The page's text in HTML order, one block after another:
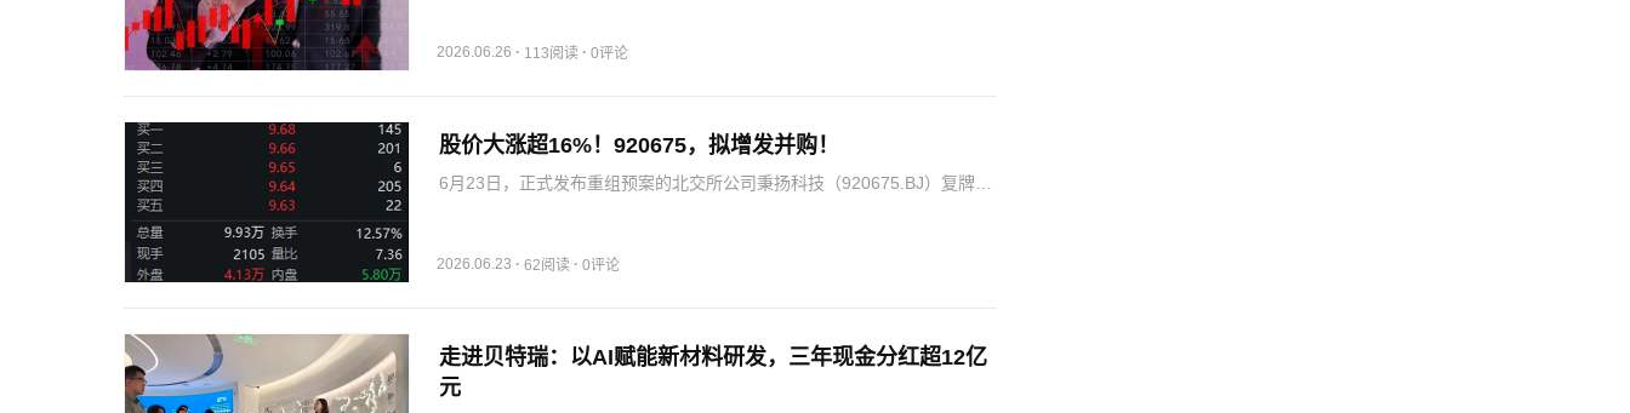
品的品牌运营、…
2026.06.26 · 113阅读 · 0评论
股价大涨超16%！920675，拟增发并购！
6月23日，正式发布重组预案的北交所公司秉扬科技（920675.BJ）复牌交
显…
2026.06.23 · 62阅读 · 0评论
走进贝特瑞：以AI赋能新材料研发，三年现金分红超12亿
元